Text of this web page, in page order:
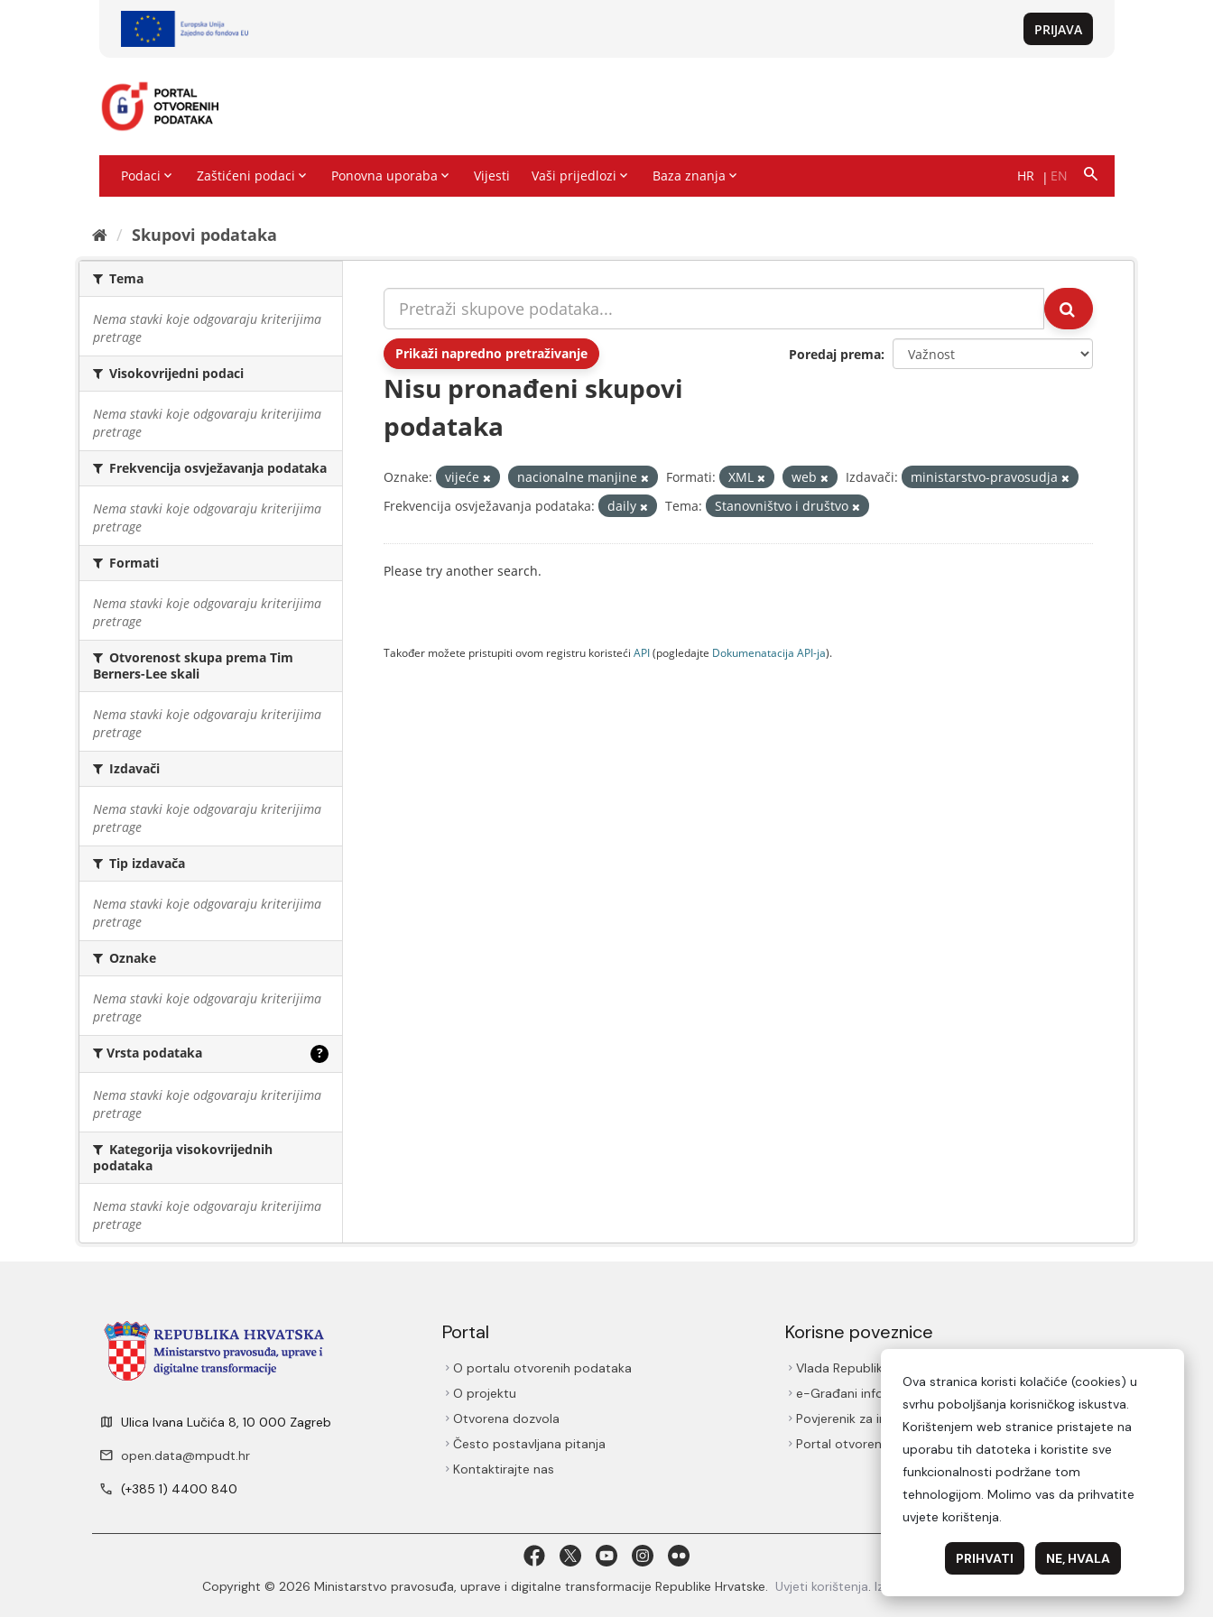
Skupovi podаtаkа
Tema
Nema stavki koje odgovaraju kriterijima
pretrage
Visokovrijedni podaci
Nema stavki koje odgovaraju kriterijima
pretrage
Frekvencija osvježavanja podataka
Nema stavki koje odgovaraju kriterijima
pretrage
Formati
Nema stavki koje odgovaraju kriterijima
pretrage
Otvorenost skupa prema Tim
Berners-Lee skali
Nema stavki koje odgovaraju kriterijima
pretrage
Izdavači
Nema stavki koje odgovaraju kriterijima
pretrage
Tip izdavača
Nema stavki koje odgovaraju kriterijima
pretrage
Oznake
Nema stavki koje odgovaraju kriterijima
pretrage
Vrsta podataka ?
Nema stavki koje odgovaraju kriterijima
pretrage
Kategorija visokovrijednih
podataka
Nema stavki koje odgovaraju kriterijima
pretrage
Prikaži napredno pretraživanje Poredaj prema
Nisu pronađeni skupovi
podataka
Oznake: vijeće nacionalne manjine Formati: XML web Izdavači:
ministarstvo-pravosudja
Frekvencija osvježavanja podataka:
daily Tema: Stanovništvo i društvo
Please try another search.
Također možete pristupiti ovom registru koristeći API(pogledajte Dokumenаtаcijа API-jа).